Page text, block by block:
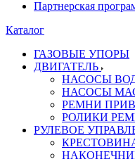
Партнерская
Каталог
ГАЗОВЫЕ УПОРЫ
ДВИГАТЕЛЬ
НАСОСЫ
НАСОСЫ
РЕМНИ
РОЛИКИ
РУЛЕВОЕ